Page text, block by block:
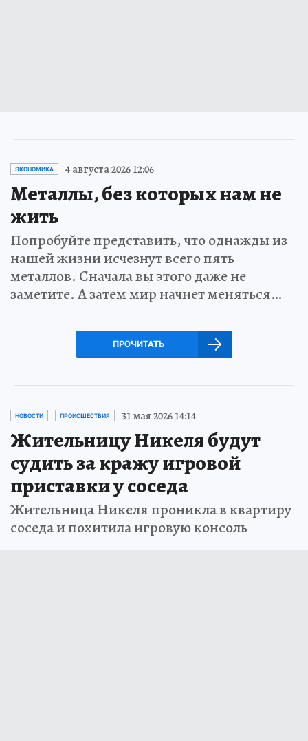
ЭКОНОМИКА 4 августа 2026 12:06
Металлы, без которых нам не
жить
Попробуйте представить, что однажды из
нашей жизни исчезнут всего пять
металлов. Сначала вы этого даже не
заметите. А затем мир начнет меняться…
ПРОЧИТАТЬ
НОВОСТИ ПРОИСШЕСТВИЯ 31 мая 2026 14:14
Жительницу Никеля будут
судить за кражу игровой
приставки у соседа
Жительница Никеля проникла в квартиру
соседа и похитила игровую консоль